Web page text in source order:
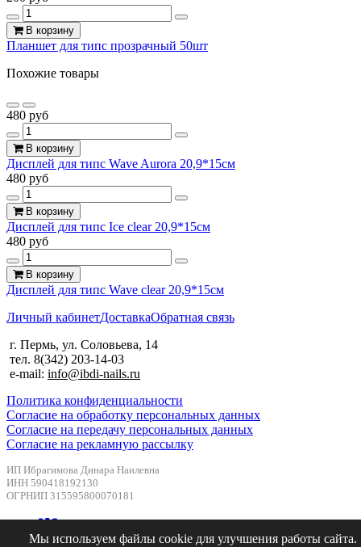
В корзину
Планшет для типс прозрачный 50шт
Похожие товары
480 руб
В корзину
Дисплей для типс Wave Aurora 20,9*15см
480 руб
В корзину
Дисплей для типс Ice clear 20,9*15см
480 руб
В корзину
Дисплей для типс Wave clear 20,9*15см
Личный кабинетДоставкаОбратная связь
г. Пермь, ул. Соловьева, 14
тел. 8(342) 203-14-03
e-mail: info@ibdi-nails.ru
Политика конфиденциальности
Согласие на обработку персональных данных
Согласие на передачу персональных данных
Согласие на рекламную рассылку
ИП Ибрагимова Динара Наилевна
ИНН 590418192130
ОГРНИП 315595800070181
Мы используем файлы cookie для улучшения работы сайта.